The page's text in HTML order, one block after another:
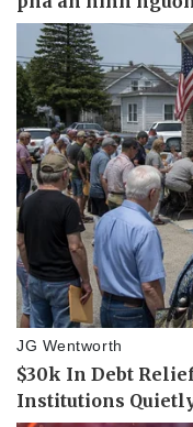
Kinh tế
Bất động sản
Khởi nghiệp